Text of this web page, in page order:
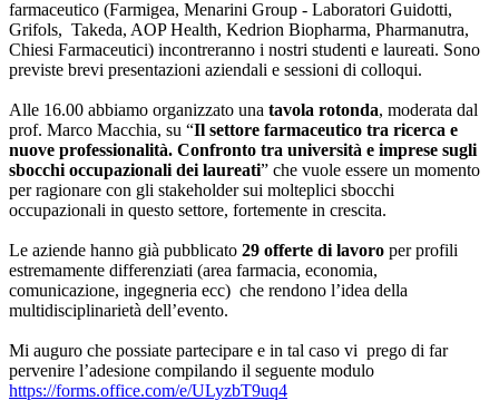
farmaceutico (Farmigea, Menarini Group - Laboratori Guidotti,
Grifols, Takeda, AOP Health, Kedrion Biopharma, Pharmanutra,
Chiesi Farmaceutici) incontreranno i nostri studenti e laureati. Sono
previste brevi presentazioni aziendali e sessioni di colloqui.
Alle 16.00 abbiamo organizzato una tavola rotonda, moderata dal
prof. Marco Macchia, su “Il settore farmaceutico tra ricerca e
nuove professionalità. Confronto tra università e imprese sugli
sbocchi occupazionali dei laureati” che vuole essere un momento
per ragionare con gli stakeholder sui molteplici sbocchi
occupazionali in questo settore, fortemente in crescita.
Le aziende hanno già pubblicato 29 offerte di lavoro per profili
estremamente differenziati (area farmacia, economia,
comunicazione, ingegneria ecc) che rendono l’idea della
multidisciplinarietà dell’evento.
Mi auguro che possiate partecipare e in tal caso vi prego di far
pervenire l’adesione compilando il seguente modulo
https://forms.office.com/e/ULyzbT9uq4